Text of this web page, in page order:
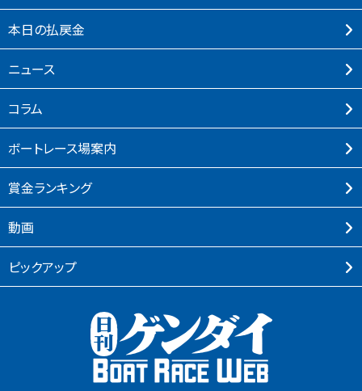
本⽇の払戻⾦
ニュース
コラム
ボートレース場案内
賞⾦ランキング
動画
ピックアップ